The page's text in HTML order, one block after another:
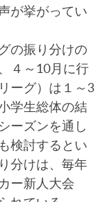
が挙がってい
の振り分けの
４～10月に行
ーグ）は１～3
学生総体の結
ーズンを通し
検討するとい
分けは、毎年
ー新人大会